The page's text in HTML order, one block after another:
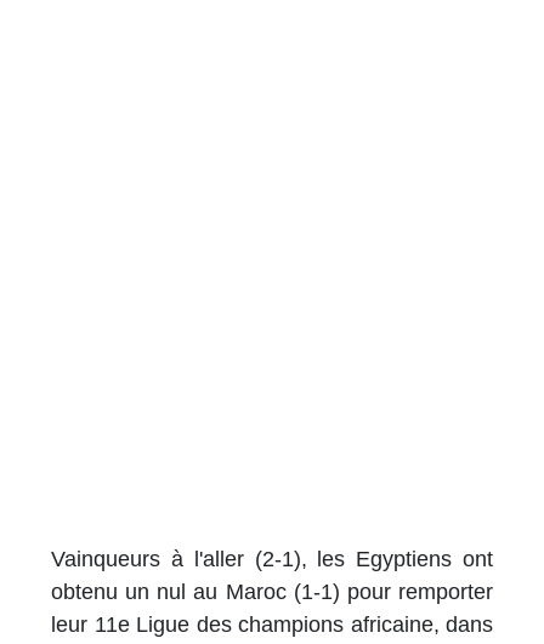
Vainqueurs à l'aller (2-1), les Egyptiens ont
obtenu un nul au Maroc (1-1) pour remporter
leur 11e Ligue des champions africaine, dans